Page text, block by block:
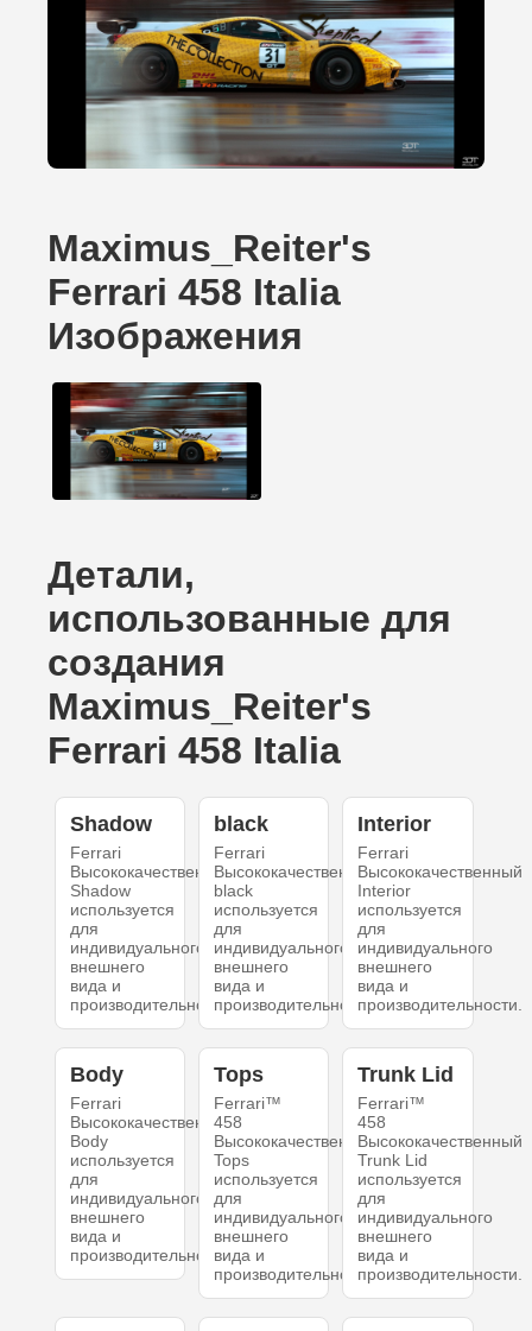
Maximus_Reiter's
Ferrari 458 Italia
Изображения
Детали,
использованные для
создания
Maximus_Reiter's
Ferrari 458 Italia
Shadow
Ferrari
Высококачественный
Shadow
используется
для
индивидуального
внешнего
вида и
производительности.
black
Ferrari
Высококачественный
black
используется
для
индивидуального
внешнего
вида и
производительности.
Interior
Ferrari
Высококачественный
Interior
используется
для
индивидуального
внешнего
вида и
производительности.
Body
Ferrari
Высококачественный
Body
используется
для
индивидуального
внешнего
вида и
производительности.
Tops
Ferrari™
458
Высококачественный
Tops
используется
для
индивидуального
внешнего
вида и
производительности.
Trunk Lid
Ferrari™
458
Высококачественный
Trunk Lid
используется
для
индивидуального
внешнего
вида и
производительности.